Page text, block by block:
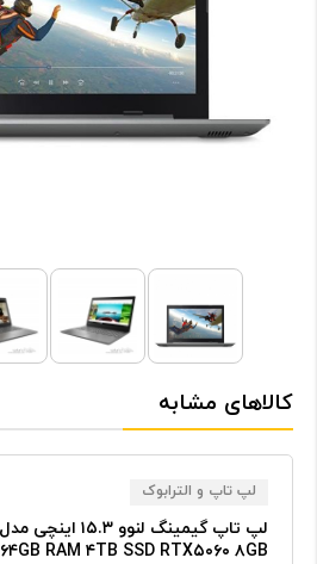
کالاهای مشابه
لپ تاپ و الترابوک
۶۴GB RAM ۴TB SSD RTX۵۰۶۰ ۸GB